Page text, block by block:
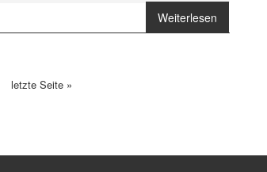
Weiterlesen
Bahnböschungsbrand
letzte Seite »